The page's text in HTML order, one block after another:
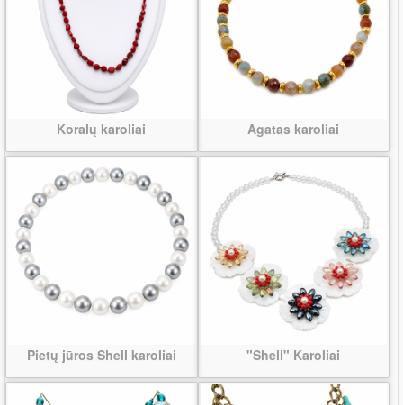
Koralų karoliai Agatas karoliai
Pietų jūros Shell karoliai "Shell" Karoliai